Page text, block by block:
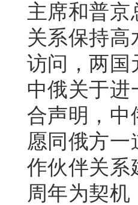
主席和普
关系保持
访问，两国
中俄关于
合声明，中
愿同俄方
作伙伴关系
周年为契